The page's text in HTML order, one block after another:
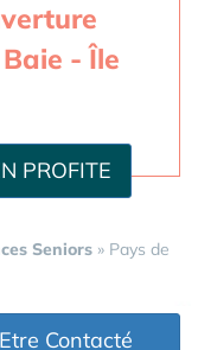
- Île
PROFITE
Seniors » Pays de
Etre Contacté